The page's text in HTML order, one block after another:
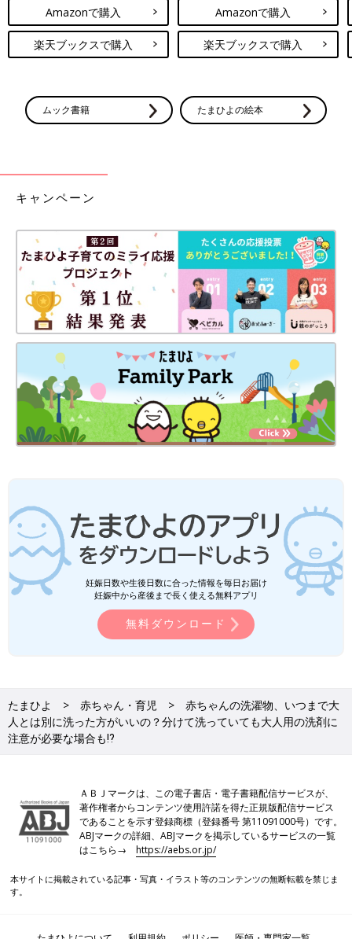
やることの「見える化」で掃除を劇的にラクにする方法
Amazonで見る
楽天市場で見る
Amazonで購入
楽天ブックスで購入
Amazonで購入
楽天ブックスで購入
ムック書籍 たまひよの絵本
キャンペーン
妊娠日数や生後日数に合った情報を毎日お届け
妊娠中から産後まで長く使える無料アプリ
無料ダウンロード
たまひよ 赤ちゃん・育児
赤ちゃんの洗濯物、いつまで大
人とは別に洗った方がいいの？分けて洗っていても大人用の洗剤に
注意が必要な場合も⁉
ＡＢＪマークは、この電子書店・電子書籍配信サービスが、
著作権者からコンテンツ使用許諾を得た正規版配信サービス
であることを示す登録商標（登録番号 第11091000号）です。
ABJマークの詳細、ABJマークを掲示しているサービスの一覧
はこちら→https://aebs.or.jp/
本サイトに掲載されている記事・写真・イラスト等のコンテンツの無断転載を禁じま
す。